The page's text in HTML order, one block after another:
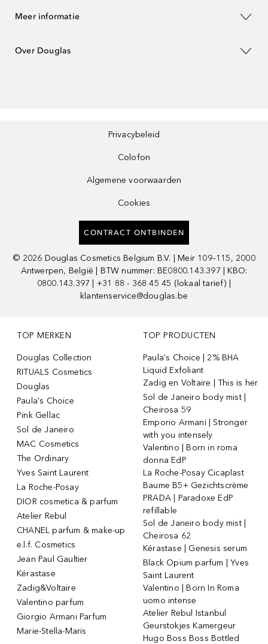
Meer informatie
Over Douglas
Privacybeleid
Colofon
Algemene voorwaarden
Cookies
CONTRACT ONTBINDEN
© 2026 Douglas Cosmetics Belgium B.V. | Meir 109–115, 2000
Antwerpen, België | BTW nummer: BE0800.143.397 | KBO:
0800.143.397 | +31 88 - 368 45 45 (lokaal tarief) |
klantenservice@douglas.be
TOP MERKEN
Douglas Collection
RITUALS Cosmetics
Douglas
Paula's Choice
Pink Gellac
Sol de Janeiro
MAC Cosmetics
The Ordinary
Yves Saint Laurent
La Roche-Posay
DIOR cosmetica & parfum
Atelier Rebul
CHANEL parfum & make-up
e.l.f. Cosmetics
Jean Paul Gaultier
Kérastase
Zadig&Voltaire
Valentino parfum
Giorgio Armani Parfum
Marie-Stella-Maris
TOP PRODUCTEN
Paula's Choice | 2% BHA
Liquid Exfoliant
Zadig en Voltaire | This is her
Sol de Janeiro body mist |
Cheirosa 59
Emporio Armani | Stronger
with you intensely
Valentino | Born in roma
donna EdP
La Roche-Posay Cicaplast
Baume B5+ Gezichtscrème
PRADA | Paradoxe EdP
refillable
Sol de Janeiro body mist |
Cheirosa 62
Kérastase | Genesis serum
Black Opium parfum | Yves
Saint Laurent
Valentino | Born In Roma
uomo intense
Atelier Rebul Istanbul
Geurstokjes Kamergeur
Hugo Boss Boss Bottled